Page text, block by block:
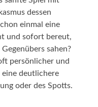
dessen
einmal eine
und sofort bereut,
sahen?
persönlicher und
deutlichere
oder des Spotts.